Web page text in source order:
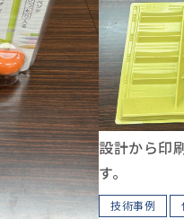
設計から印
す。
技術事例